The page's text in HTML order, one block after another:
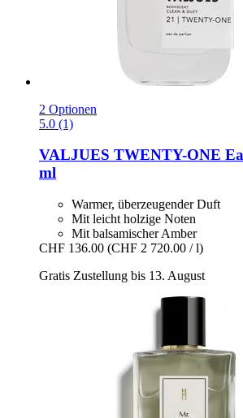
2 Optionen
5.0 (1)
VALJUES TWENTY-​ONE
ml
Warmer, überzeugender Duft
Mit leicht holzige Noten
Mit balsamischer Amber
CHF 136.00 (CHF 2 720.00 / l)
Gratis Zustellung bis 13. August